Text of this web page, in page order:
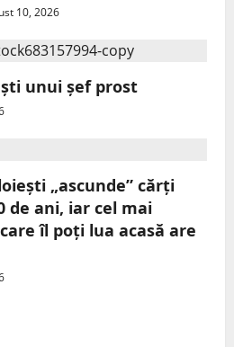
10, 2026
unui șef prost
„ascunde” cărți
de ani, iar cel mai
îl poți lua acasă are